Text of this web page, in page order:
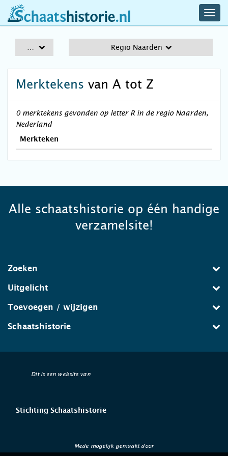
schaatshistorie.nl
Regio Naarden
Merktekens van A tot Z
0 merktekens gevonden op letter R in de regio Naarden,
Nederland
Merkteken
Alle schaatshistorie op één handige
verzamelsite!
Zoeken
Uitgelicht
Toevoegen / wijzigen
Schaatshistorie
Dit is een website van
Stichting Schaatshistorie
Mede mogelijk gemaakt door